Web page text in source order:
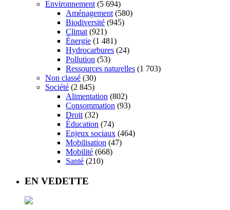
Environnement (5 694)
Aménagement (580)
Biodiversité (945)
Climat (921)
Énergie (1 481)
Hydrocarbures (24)
Pollution (53)
Ressources naturelles (1 703)
Non classé (30)
Société (2 845)
Alimentation (802)
Consommation (93)
Droit (32)
Éducation (74)
Enjeux sociaux (464)
Mobilisation (47)
Mobilité (668)
Santé (210)
EN VEDETTE